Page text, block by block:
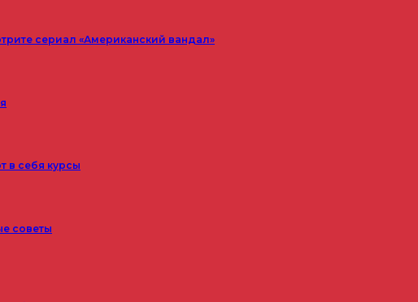
сериал «Американский вандал»
в себя курсы
советы